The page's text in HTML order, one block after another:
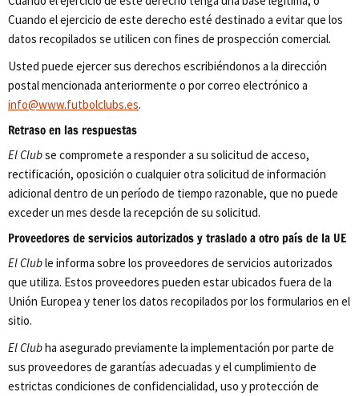
Cuando el ejercicio de este derecho esté destinado a evitar que los
datos recopilados se utilicen con fines de prospección comercial.
Usted puede ejercer sus derechos escribiéndonos a la dirección
postal mencionada anteriormente o por correo electrónico a
info@www.futbolclubs.es.
Retraso en las respuestas
El Clubse compromete a responder a su solicitud de acceso,
rectificación, oposición o cualquier otra solicitud de información
adicional dentro de un período de tiempo razonable, que no puede
exceder un mes desde la recepción de su solicitud.
Proveedores de servicios autorizados y traslado a otro país de la UE
El Cluble informa sobre los proveedores de servicios autorizados
que utiliza. Estos proveedores pueden estar ubicados fuera de la
Unión Europea y tener los datos recopilados por los formularios en el
sitio.
El Clubha asegurado previamente la implementación por parte de
sus proveedores de garantías adecuadas y el cumplimiento de
estrictas condiciones de confidencialidad, uso y protección de